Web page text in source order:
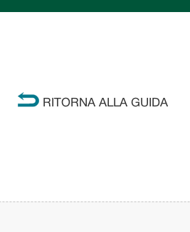
RITORNA ALLA GUIDA